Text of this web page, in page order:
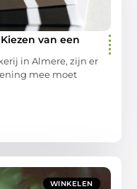
van een
in Almere, zijn er
mee moet
WINKELEN